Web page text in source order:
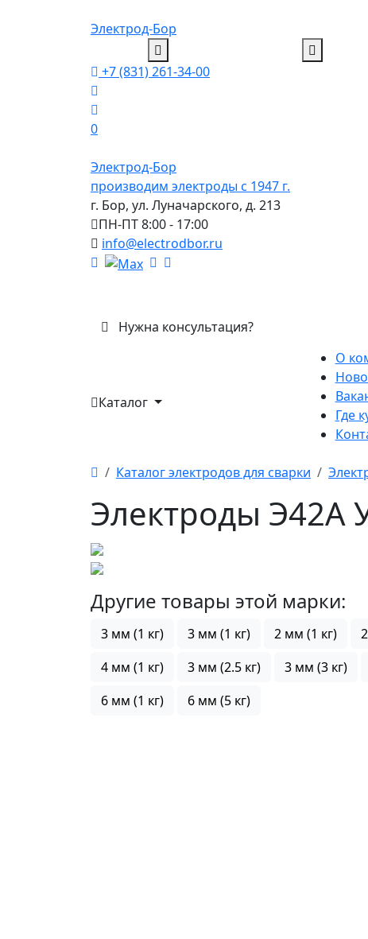
Электрод-Бор
+7 (831) 261-34-00
0
Электрод-Бор
производим электроды с 1947 г.
г. Бор, ул. Луначарского, д. 213
ПН-ПТ 8:00 - 17:00
info@electrodbor.ru
Нужна консультация?
Каталог
О
Где
Каталог электродов для сварки
Электроды Э42А
Другие товары этой марки:
3 мм (1 кг) 3 мм (1 кг) 2 мм (1 кг)
4 мм (1 кг)
3 мм (2.5 кг) 3 мм (3 кг)
6 мм (1 кг)
6 мм (5 кг)